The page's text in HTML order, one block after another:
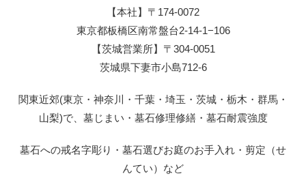
【本社】〒174-0072
東京都板橋区南常盤台2-14-1−106
【茨城営業所】〒304-0051
茨城県下妻市小島712-6
関東近郊(東京・神奈川・千葉・埼玉・茨城・栃木・群馬・
山梨)で、墓じまい・墓石修理修繕・墓石耐震強度
墓石への戒名字彫り・墓石選びお庭のお手入れ・剪定（せ
んてい）など